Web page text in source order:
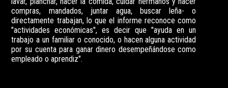
compras, mandados, juntar agua, buscar leña- o
directamente trabajan, lo que el informe reconoce como
"actividades económicas", es decir que "ayuda en un
trabajo a un familiar o conocido, o hacen alguna actividad
por su cuenta para ganar dinero desempeñándose como
empleado o aprendiz".